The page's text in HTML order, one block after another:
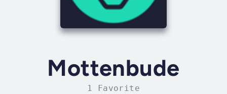
Mottenbude
1 Favorite